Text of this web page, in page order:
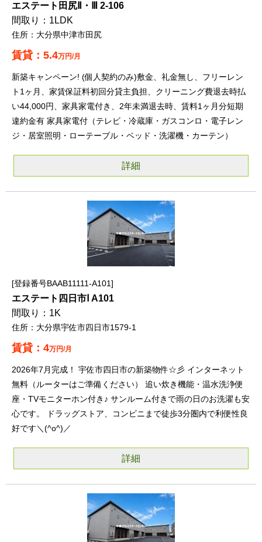
エステート田尻Ⅱ・Ⅲ 2-106
1LDK
大分県中津市田尻
5.4万円/月
新築キャンペーン! (個人契約のみ)敷金、礼金無し、フリーレン
ト1ヶ月、家賃保証料初回分貸主負担、クリーニング費退去時払
い44,000円、家具家電付き、2年未満退去時、賃料1ヶ月分短期
違約金有 家具家電付（テレビ・冷蔵庫・ガスコンロ・電子レン
ジ・居室照明・ローテーブル・ベッド・洗濯機・カーテン）
詳細
登録番号BAAB11111-A101
エステート四日市Ⅰ A101
1K
大分県宇佐市四日市1579-1
4万円/月
2026年7月完成！ 宇佐市四日市の新築物件☆彡 インターネット
無料（ルーターはご準備ください） 追い炊き機能・温水洗浄便
座・TVモニターホン付き♪ サンルーム付きで雨の日のお洗濯も安
心です。 ドラッグストア、コンビニまで徒歩3分圏内で利便性良
好です＼(^o^)／
詳細